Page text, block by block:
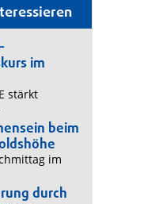
im
stärkt
beim
im
durch